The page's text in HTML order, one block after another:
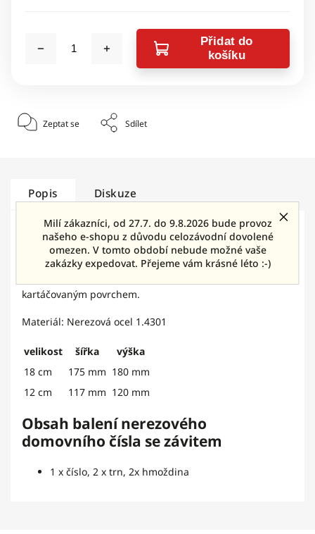
Milí zákazníci, od 27.7. do 9.8.2026 bude provoz
našeho e-shopu z důvodu celozávodní dovolené
omezen. V tomto období nebude možné vaše
zakázky expedovat. Přejeme vám krásné léto :-)
Přidat do
košíku
Zeptat se Sdílet
Popis Diskuze
Detailní popis produktu
Nerezové domovní číslo Magneto se závitem. Vyrobeno z
kartáčovaným povrchem.
Materiál: Nerezová ocel 1.4301
velikost šířka
výška
18 cm
175 mm 180 mm
12 cm
117 mm 120 mm
Obsah balení nerezového
domovního čísla se závitem
1 x číslo, 2 x trn, 2x hmoždina